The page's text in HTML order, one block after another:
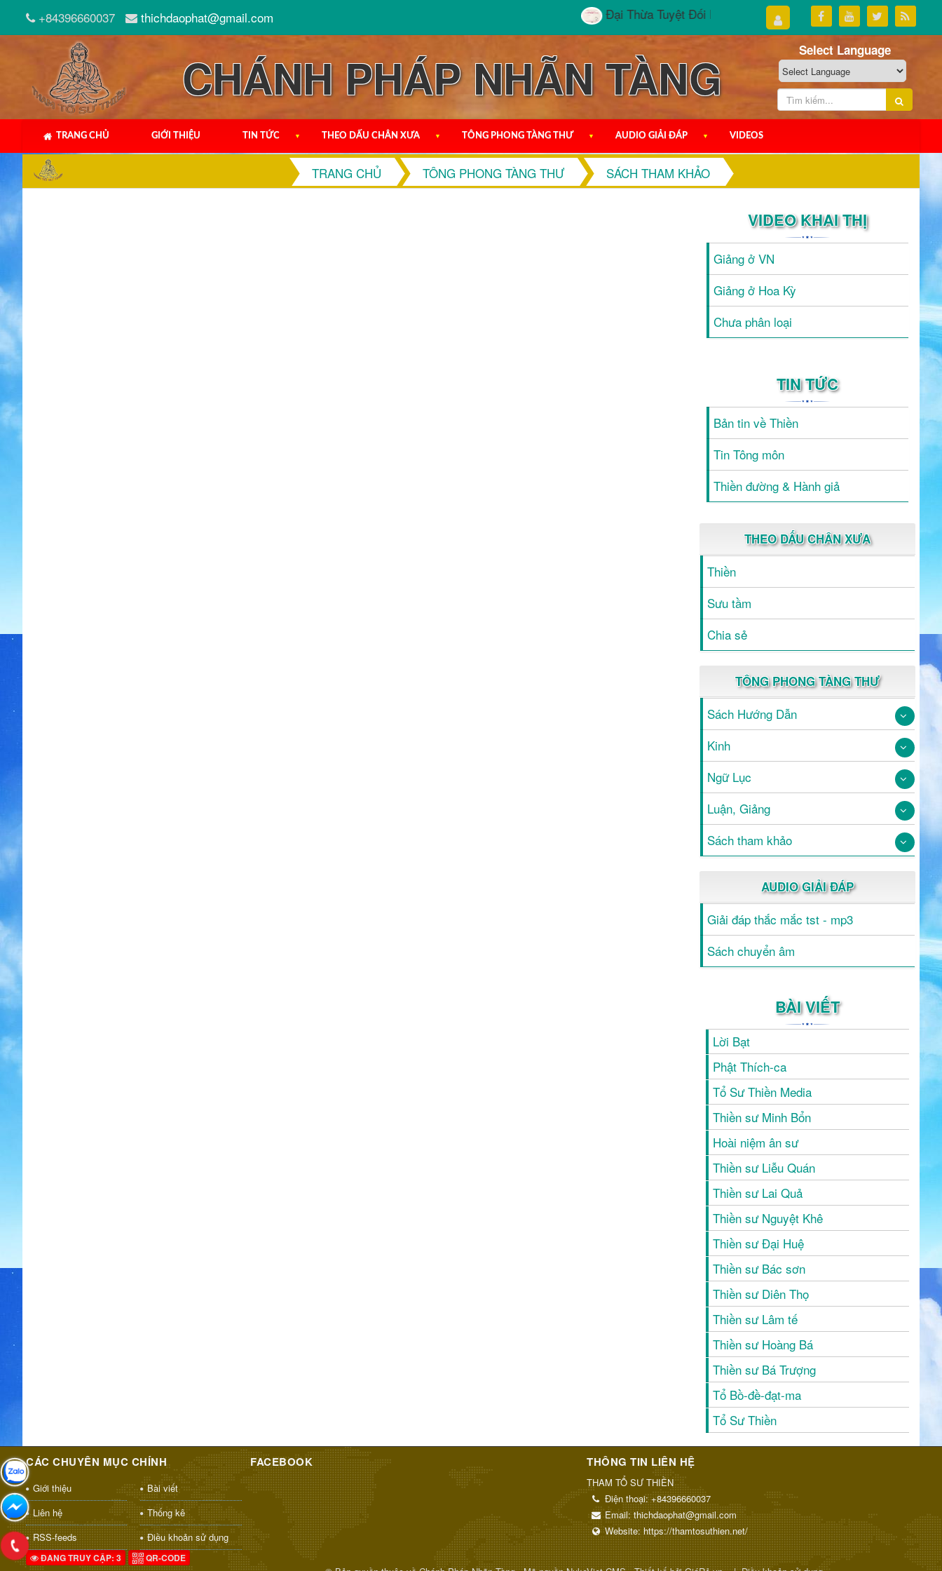
+84396660037 thichdaophat@gmail.com Đại Thừa Tuyệt Đối Luận - phần III Đại Thừa Tuyệt Đối Luận
CHÁNH PHÁP NHÃN TÀNG Select Language
TRANG CHỦ GIỚI THIỆU TIN TỨC ▼ THEO DẤU CHÂN XƯA ▼ TÔNG PHONG TÀNG THƯ ▼ AUDIO GIẢI ĐÁP ▼ VIDEOS
TRANG CHỦ TÔNG PHONG TÀNG THƯ SÁCH THAM KHẢO
VIDEO KHAI THỊ
Giảng ở VN
Giảng ở Hoa Kỳ
Chưa phân loại
TIN TỨC
Bản tin về Thiền
Tin Tông môn
Thiền đường & Hành giả
THEO DẤU CHÂN XƯA
Thiền
Sưu tầm
Chia sẻ
TÔNG PHONG TÀNG THƯ
Sách Hướng Dẫn
Kinh
Ngữ Lục
Luận, Giảng
Sách tham khảo
AUDIO GIẢI ĐÁP
Giải đáp thắc mắc tst - mp3
Sách chuyển âm
BÀI VIẾT
Lời Bạt
Phật Thích-ca
Tổ Sư Thiền Media
Thiền sư Minh Bổn
Hoài niệm ân sư
Thiền sư Liễu Quán
Thiền sư Lai Quả
Thiền sư Nguyệt Khê
Thiền sư Đại Huệ
Thiền sư Bác sơn
Thiền sư Diên Thọ
Thiền sư Lâm tế
Thiền sư Hoàng Bá
Thiền sư Bá Trượng
Tổ Bồ-đề-đạt-ma
Tổ Sư Thiền
CÁC CHUYÊN MỤC CHÍNH
Giới thiệu
Bài viết
Liên hệ
Thống kê
RSS-feeds
Điều khoản sử dụng
ĐANG TRUY CẬP: 3 QR-CODE
FACEBOOK THÔNG TIN LIÊN HỆ
THAM TỔ SƯ THIỀN
Điện thoại:+84396660037
Email:thichdaophat@gmail.com
Website:https://thamtosuthien.net/